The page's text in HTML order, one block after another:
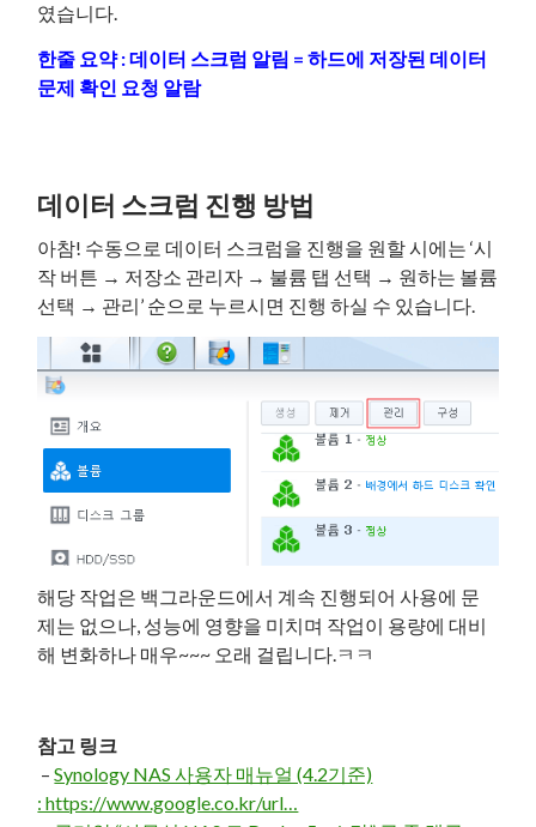
였습니다.
한줄 요약 : 데이터 스크럼 알림 = 하드에 저장된 데이터
문제 확인 요청 알람
데이터 스크럼 진행 방법
아참! 수동으로 데이터 스크럼을 진행을 원할 시에는 ‘시
작 버튼 → 저장소 관리자 → 불륨 탭 선택 → 원하는 볼륨
선택 → 관리’ 순으로 누르시면 진행 하실 수 있습니다.
해당 작업은 백그라운드에서 계속 진행되어 사용에 문
제는 없으나, 성능에 영향을 미치며 작업이 용량에 대비
해 변화하나 매우~~~ 오래 걸립니다.ㅋㅋ
참고 링크
–Synology NAS 사용자 매뉴얼 (4.2기준)
: https://www.google.co.kr/url…